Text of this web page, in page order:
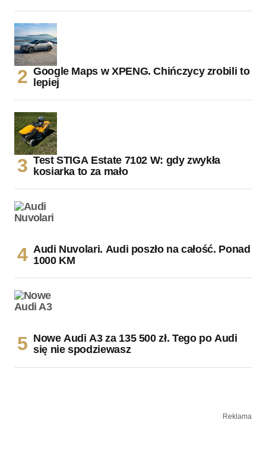
Google Maps w XPENG. Chińczycy zrobili to
lepiej
Test STIGA Estate 7102 W: gdy zwykła
kosiarka to za mało
Audi Nuvolari. Audi poszło na całość. Ponad
1000 KM
Nowe Audi A3 za 135 500 zł. Tego po Audi
się nie spodziewasz
Reklama